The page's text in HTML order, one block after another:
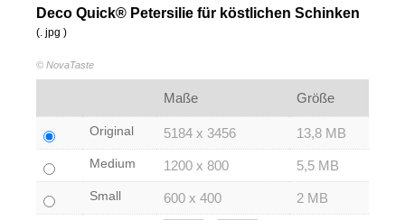
Deco Quick® Petersilie für köstlichen Schinken
(. jpg )
© NovaTaste
Maße Größe
Original 5184 x 3456 13,8 MB
Medium 1200 x 800 5,5 MB
Small 600 x 400 2 MB